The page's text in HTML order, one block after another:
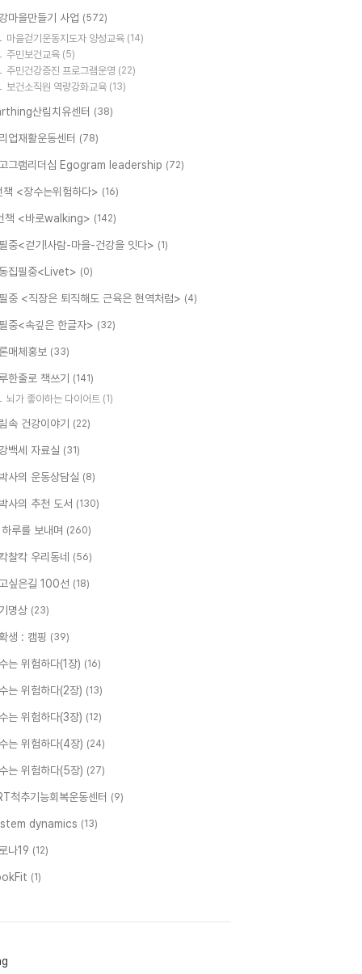
마을만들기 사업 (572)
마을걷기운동지도자 양성교육 (14)
주민보건교육 (5)
주민건강증진 프로그램운영 (22)
보건소직원 역량강화교육 (13)
산림치유센터 (38)
업재활운동센터 (78)
그램리더십 Egogram leadership (72)
책 <장수는위험하다> (16)
책 <바로walking> (142)
중<걷기!사람-마을-건강을 잇다> (1)
집필중<Livet> (0)
중 <직장은 퇴직해도 근육은 현역처럼> (4)
중<속깊은 한글자> (32)
매체홍보 (33)
한줄로 책쓰기 (141)
뇌가 좋아하는 다이어트 (1)
속 건강이야기 (22)
백세 자료실 (31)
사의 운동상담실 (8)
사의 추천 도서 (130)
루를 보내며 (260)
찰칵 우리동네 (56)
싶은길 100선 (18)
명상 (23)
생 : 캠핑 (39)
는 위험하다(1장) (16)
는 위험하다(2장) (13)
는 위험하다(3장) (12)
는 위험하다(4장) (24)
는 위험하다(5장) (27)
척추기능회복운동센터 (9)
dynamics (13)
나19 (12)
(1)